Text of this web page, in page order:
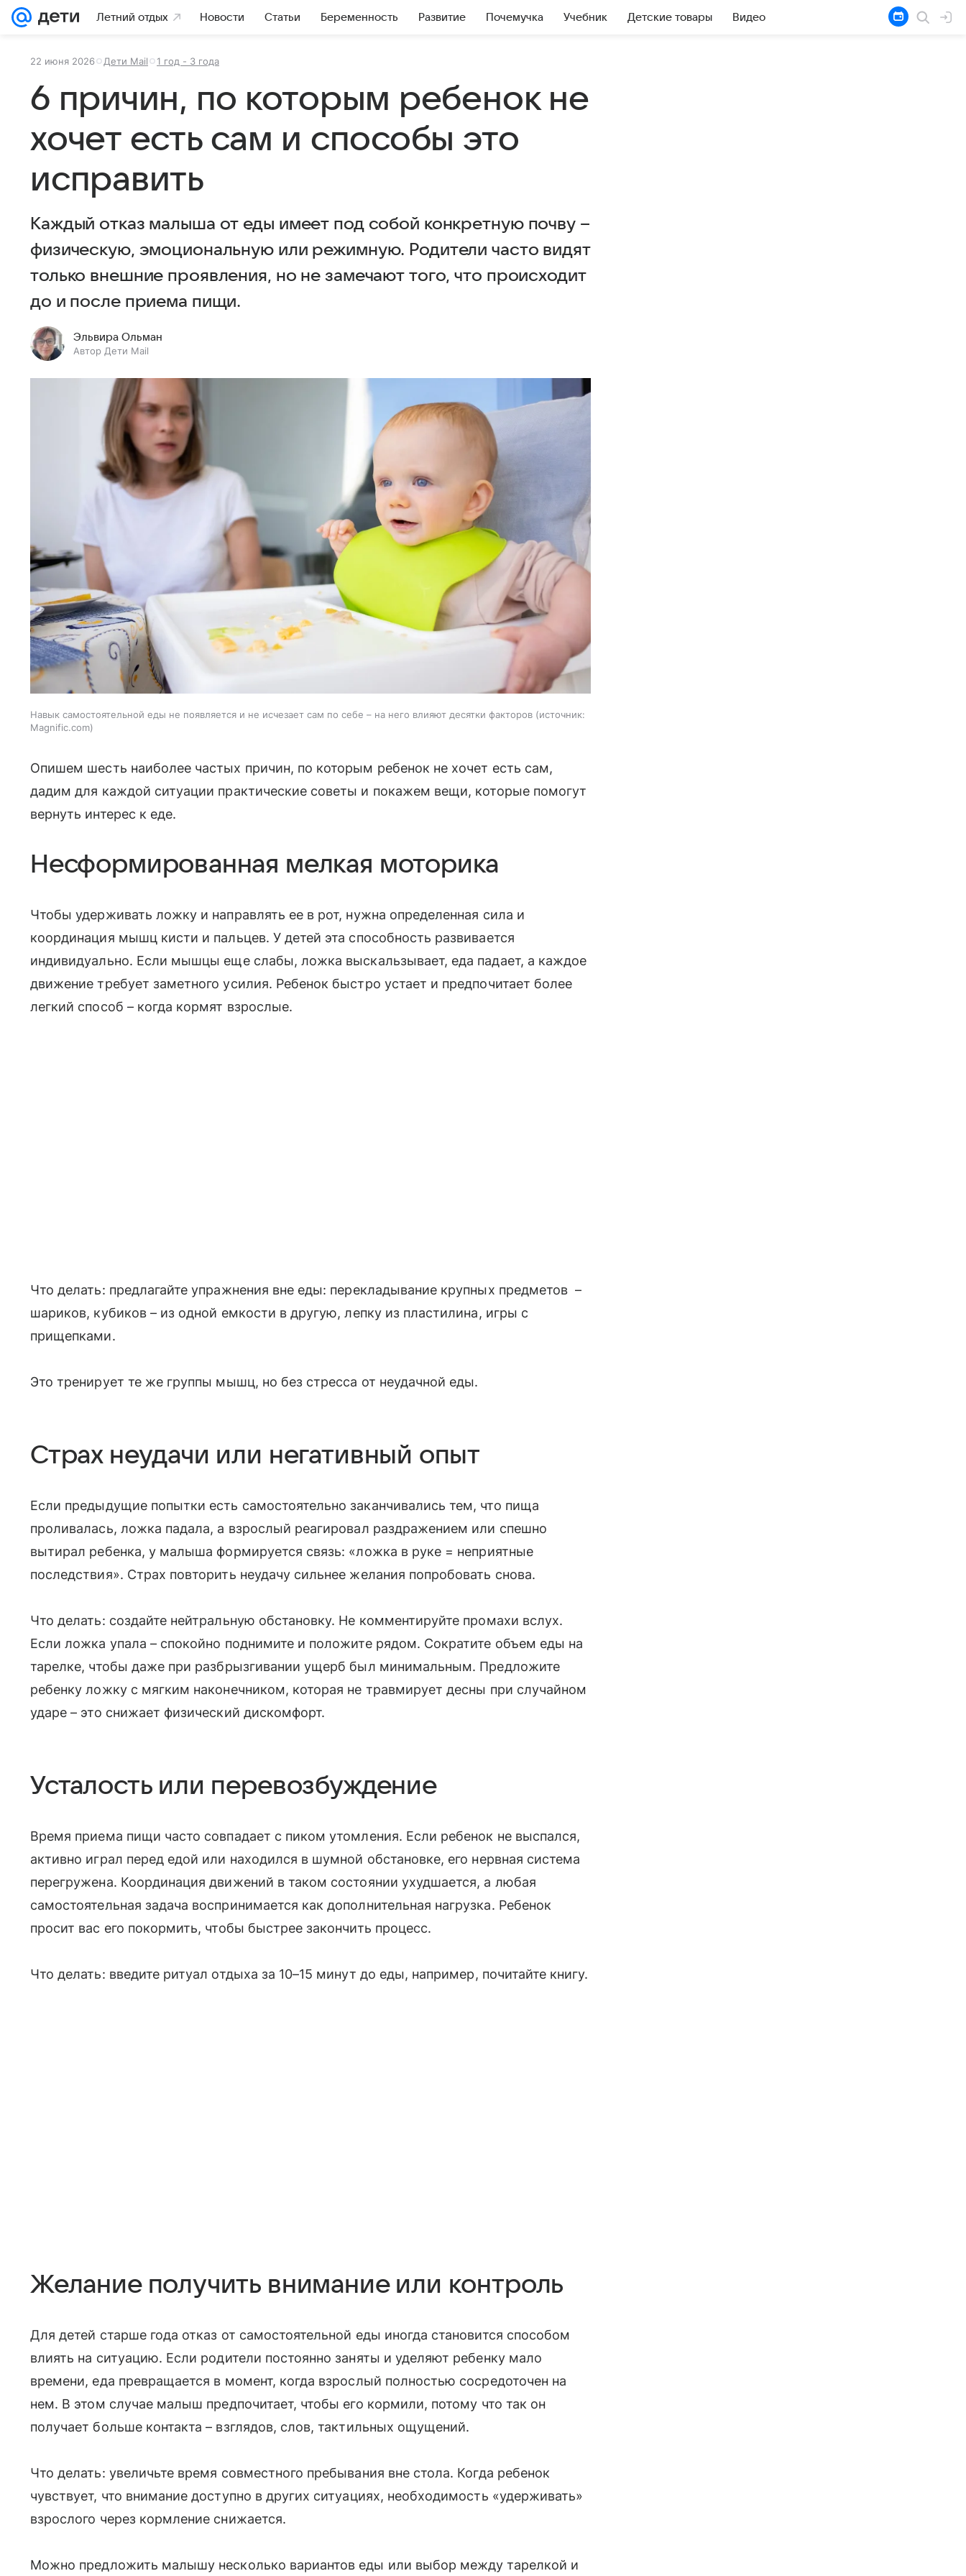
Летний отдых Новости Статьи Беременность Развитие Почемучка Учебник Детские товары Видео
22 июня 2026 Дети Mail 1 год - 3 года
6 причин, по которым ребенок не
хочет есть сам и способы это
исправить
Каждый отказ малыша от еды имеет под собой конкретную почву –
физическую, эмоциональную или режимную. Родители часто видят
только внешние проявления, но не замечают того, что происходит
до и после приема пищи.
Эльвира Ольман
Автор Дети Mail
Навык самостоятельной еды не появляется и не исчезает сам по себе – на него влияют десятки факторов
источник:
Magnific.com
Опишем шесть наиболее частых причин, по которым ребенок не хочет есть сам,
дадим для каждой ситуации практические советы и покажем вещи, которые помогут
вернуть интерес к еде.
Несформированная мелкая моторика
Чтобы удерживать ложку и направлять ее в рот, нужна определенная сила и
координация мышц кисти и пальцев. У детей эта способность развивается
индивидуально. Если мышцы еще слабы, ложка выскальзывает, еда падает, а каждое
движение требует заметного усилия. Ребенок быстро устает и предпочитает более
легкий способ – когда кормят взрослые.
Что делать: предлагайте упражнения вне еды: перекладывание крупных предметов –
шариков, кубиков – из одной емкости в другую, лепку из пластилина, игры с
прищепками.
Это тренирует те же группы мышц, но без стресса от неудачной еды.
Страх неудачи или негативный опыт
Если предыдущие попытки есть самостоятельно заканчивались тем, что пища
проливалась, ложка падала, а взрослый реагировал раздражением или спешно
вытирал ребенка, у малыша формируется связь: «ложка в руке = неприятные
последствия». Страх повторить неудачу сильнее желания попробовать снова.
Что делать: создайте нейтральную обстановку. Не комментируйте промахи вслух.
Если ложка упала – спокойно поднимите и положите рядом. Сократите объем еды на
тарелке, чтобы даже при разбрызгивании ущерб был минимальным. Предложите
ребенку ложку с мягким наконечником, которая не травмирует десны при случайном
ударе – это снижает физический дискомфорт.
Усталость или перевозбуждение
Время приема пищи часто совпадает с пиком утомления. Если ребенок не выспался,
активно играл перед едой или находился в шумной обстановке, его нервная система
перегружена. Координация движений в таком состоянии ухудшается, а любая
самостоятельная задача воспринимается как дополнительная нагрузка. Ребенок
просит вас его покормить, чтобы быстрее закончить процесс.
Что делать: введите ритуал отдыха за 10–15 минут до еды, например, почитайте книгу.
Желание получить внимание или контроль
Для детей старше года отказ от самостоятельной еды иногда становится способом
влиять на ситуацию. Если родители постоянно заняты и уделяют ребенку мало
времени, еда превращается в момент, когда взрослый полностью сосредоточен на
нем. В этом случае малыш предпочитает, чтобы его кормили, потому что так он
получает больше контакта – взглядов, слов, тактильных ощущений.
Что делать: увеличьте время совместного пребывания вне стола. Когда ребенок
чувствует, что внимание доступно в других ситуациях, необходимость «удерживать»
взрослого через кормление снижается.
Можно предложить малышу несколько вариантов еды или выбор между тарелкой и